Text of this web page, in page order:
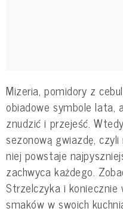
Mizeria, pomidory z
obiadowe symbole lata,
znudzić i przejeść.
sezonową gwiazdę,
niej powstaje
zachwyca każdego.
Strzelczyka i koniecznie
smaków w swoich